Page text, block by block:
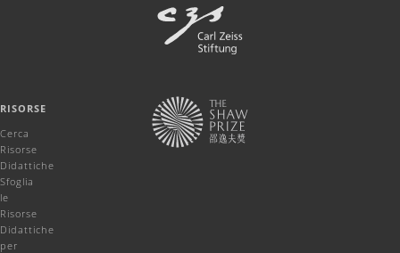
RISORSE
Cerca
Risorse
Didattiche
Sfoglia
le
Risorse
Didattiche
per